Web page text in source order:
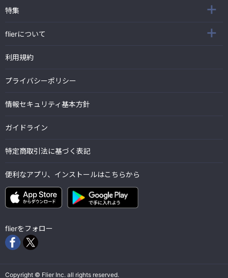
特集
flierについて
利用規約
プライバシーポリシー
情報セキュリティ基本方針
ガイドライン
特定商取引法に基づく表記
便利なアプリ、インストールはこちらから
flierをフォロー
Copyright © Flier Inc. all rights reserved.